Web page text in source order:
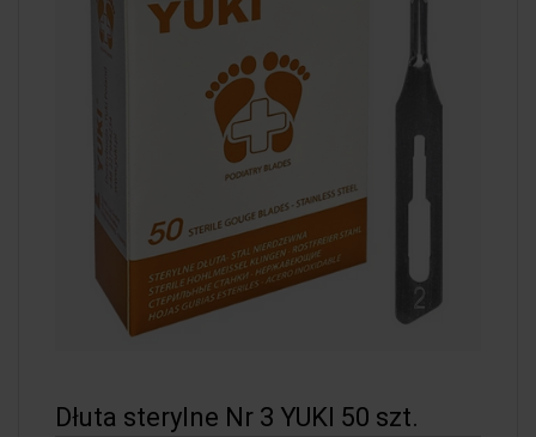
Dłuta sterylne Nr 3 YUKI 50 szt.